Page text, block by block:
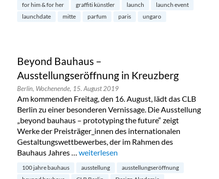
for him & for her
graffiti künstler launch
launch event
launchdate
mitte parfum paris ungaro
Beyond Bauhaus –
Ausstellungseröffnung in Kreuzberg
Berlin, Wochenende, 15. August 2019
Am kommenden Freitag, den 16. August, lädt das CLB
Berlin zu einer besonderen Vernissage. Die Ausstellung
„beyond bauhaus – prototyping the future“ zeigt
Werke der Preisträger_innen des internationalen
Gestaltungswettbewerbes, der im Rahmen des
Bauhaus Jahres … „Beyond Bauhaus –
weiterlesen
100 jahre bauhaus ausstellung
ausstellungseröffnung